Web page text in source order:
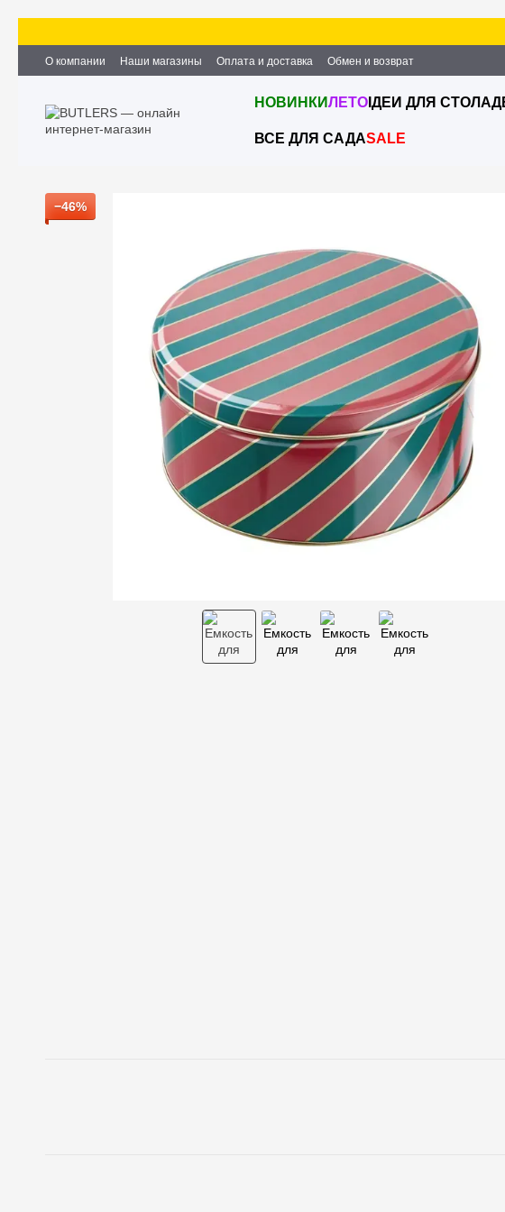
О компании Наши магазины Оплата и доставка
Обмен и возврат
Партнёрство и сотрудничество
Вакансии Контактная информация
НОВИНКИЛЕТО ІДЕИ ДЛЯ СТОЛА
ВСЕ ДЛЯ САДАSALE
−46%